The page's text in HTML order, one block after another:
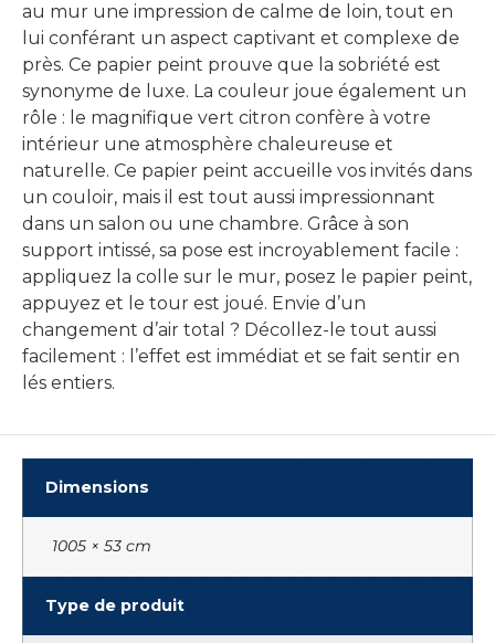
au mur une impression de calme de loin, tout en
lui conférant un aspect captivant et complexe de
près. Ce papier peint prouve que la sobriété est
synonyme de luxe. La couleur joue également un
rôle : le magnifique vert citron confère à votre
intérieur une atmosphère chaleureuse et
naturelle. Ce papier peint accueille vos invités dans
un couloir, mais il est tout aussi impressionnant
dans un salon ou une chambre. Grâce à son
support intissé, sa pose est incroyablement facile :
appliquez la colle sur le mur, posez le papier peint,
appuyez et le tour est joué. Envie d’un
changement d’air total ? Décollez-le tout aussi
facilement : l’effet est immédiat et se fait sentir en
lés entiers.
Dimensions
1005 × 53 cm
Type de produit